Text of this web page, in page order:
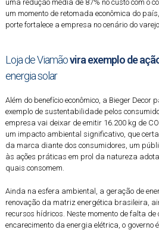
uma redução média de 87% no custo com o
um momento de retomada econômica do
porte fortalece a empresa no cenário do
Loja de Viamãovira exemplo de
energia solar
Além do benefício econômico, a Bieger Decor
exemplo de sustentabilidade pelos
empresa vai deixar de emitir 16.200 kg de
um impacto ambiental significativo, que
da marca diante dos consumidores, um
às ações práticas em prol da natureza
quais consomem.
Ainda na esfera ambiental, a geração de
renovação da matriz energética brasileira,
recursos hídricos. Neste momento de falta
encarecimento da energia elétrica, o governo